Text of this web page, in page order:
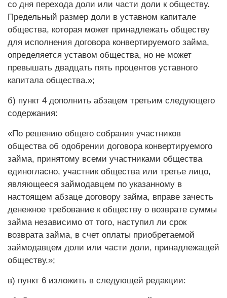
со дня перехода доли или части доли к обществу.
Предельный размер доли в уставном капитале
общества, которая может принадлежать обществу
для исполнения договора конвертируемого займа,
определяется уставом общества, но не может
превышать двадцать пять процентов уставного
капитала общества.»;
б) пункт 4 дополнить абзацем третьим следующего
содержания:
«По решению общего собрания участников
общества об одобрении договора конвертируемого
займа, принятому всеми участниками общества
единогласно, участник общества или третье лицо,
являющееся займодавцем по указанному в
настоящем абзаце договору займа, вправе зачесть
денежное требование к обществу о возврате суммы
займа независимо от того, наступил ли срок
возврата займа, в счет оплаты приобретаемой
займодавцем доли или части доли, принадлежащей
обществу.»;
в) пункт 6 изложить в следующей редакции: